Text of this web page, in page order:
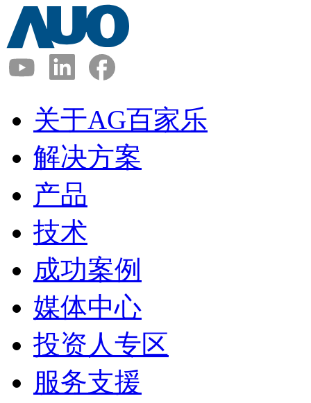
关于AG百家乐
解决方案
产品
技术
成功案例
媒体中心
投资人专区
服务支援